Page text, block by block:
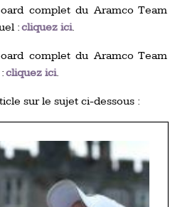
complet du Aramco Team
:cliquez ici.
complet du Aramco Team
:cliquez ici.
sur le sujet ci-dessous :